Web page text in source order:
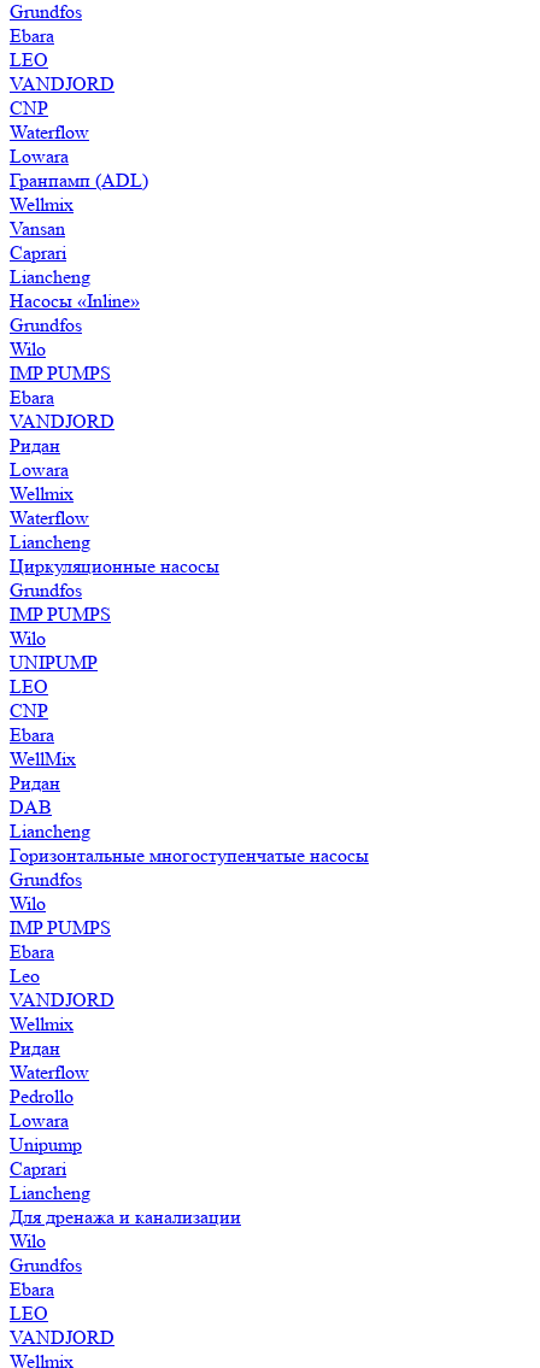
Grundfos
Ebara
LEO
VANDJORD
CNP
Waterflow
Lowara
Гранпамп (ADL)
Wellmix
Vansan
Caprari
Liancheng
Насосы «Inline»
Grundfos
Wilo
IMP PUMPS
Ebara
VANDJORD
Ридан
Lowara
Wellmix
Waterflow
Liancheng
Циркуляционные насосы
Grundfos
IMP PUMPS
Wilo
UNIPUMP
LEO
CNP
Ebara
WellMix
Ридан
DAB
Liancheng
Горизонтальные многоступенчатые насосы
Grundfos
Wilo
IMP PUMPS
Ebara
Leo
VANDJORD
Wellmix
Ридан
Waterflow
Pedrollo
Lowara
Unipump
Caprari
Liancheng
Для дренажа и канализации
Wilo
Grundfos
Ebara
LEO
VANDJORD
Wellmix